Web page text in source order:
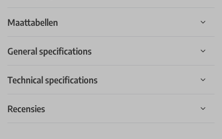
Maattabellen
General specifications
Technical specifications
Recensies